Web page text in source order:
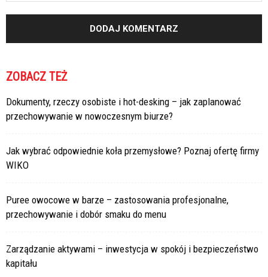
ZOBACZ TEŻ
Dokumenty, rzeczy osobiste i hot-desking – jak zaplanować
przechowywanie w nowoczesnym biurze?
Jak wybrać odpowiednie koła przemysłowe? Poznaj ofertę firmy
WIKO
Puree owocowe w barze – zastosowania profesjonalne,
przechowywanie i dobór smaku do menu
Zarządzanie aktywami – inwestycja w spokój i bezpieczeństwo
kapitału